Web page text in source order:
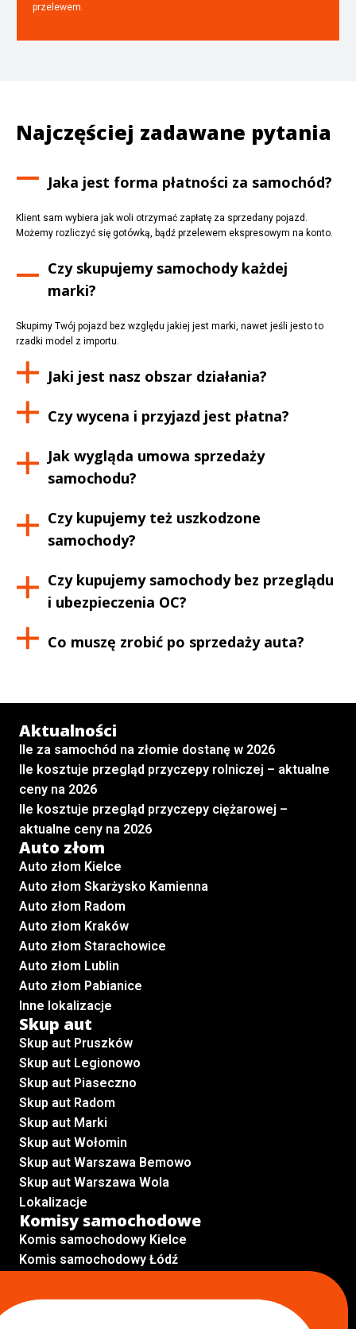
przelewem.
Najczęściej zadawane pytania
Jaka jest forma płatności za samochód?
Klient sam wybiera jak woli otrzymać zapłatę za sprzedany pojazd.
Możemy rozliczyć się gotówką, bądź przelewem ekspresowym na konto.
Czy skupujemy samochody każdej
marki?
Skupimy Twój pojazd bez względu jakiej jest marki, nawet jeśli jesto to
rzadki model z importu.
Jaki jest nasz obszar działania?
Czy wycena i przyjazd jest płatna?
Jak wygląda umowa sprzedaży
samochodu?
Czy kupujemy też uszkodzone
samochody?
Czy kupujemy samochody bez przeglądu
i ubezpieczenia OC?
Co muszę zrobić po sprzedaży auta?
Aktualności
Ile za samochód na złomie dostanę w 2026
Ile kosztuje przegląd przyczepy rolniczej – aktualne
ceny na 2026
Ile kosztuje przegląd przyczepy ciężarowej –
aktualne ceny na 2026
Auto złom
Auto złom Kielce
Auto złom Skarżysko Kamienna
Auto złom Radom
Auto złom Kraków
Auto złom Starachowice
Auto złom Lublin
Auto złom Pabianice
Inne lokalizacje
Skup aut
Skup aut Pruszków
Skup aut Legionowo
Skup aut Piaseczno
Skup aut Radom
Skup aut Marki
Skup aut Wołomin
Skup aut Warszawa Bemowo
Skup aut Warszawa Wola
Lokalizacje
Komisy samochodowe
Komis samochodowy Kielce
Komis samochodowy Łódź
Komis samochodowy Radom